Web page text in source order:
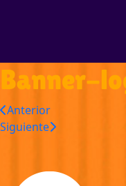
Banner-
Anterior
Siguiente